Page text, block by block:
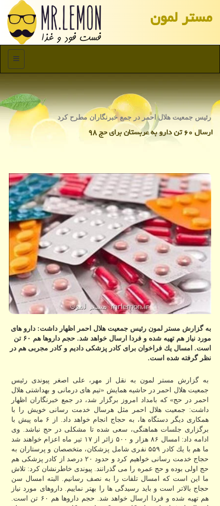
مستر لمون
منو
رئیس جمعیت هلال احمر در جمع خبرنگاران مطرح كرد
ارسال ۶۰ تن دارو به عربستان برای حج ۹۸
به گزارش مستر لمون رئیس جمعیت هلال احمر اظهار داشت: دارو های
مورد نیاز هم تهیه شده و فردا ارسال خواهد شد. حجم داروها هم ۶۰ تن
است. امسال یك فراخوان برای كادر پزشكی دادیم و كادر مجربی هم در
نظر گرفته شده است.
به گزارش مستر لمون به نقل از مهر، علی اصغر پیوندی رئیس
جمعیت هلال احمر در حاشیه همایش «تیم های درمانی و بهداشتی هلال
احمر در حج» كه بامداد امروز برگزار شد، در جمع خبرنگاران اظهار
داشت: جمعیت هلال احمر مثل هرسال خدمت رسانی خویش را با
همكاری دیگر دستگاه ها، به حجاج انجام خواهد داد. از ۶ ماه پیش با
برگزاری جلسات هماهنگی، سعی شده تا مشكلی در حج نباشد. وی
ادامه داد: امسال ۸۶ هزار و ۵۰۰ زائر از ۱۷ تیر ماه اعزام خواهند شد
ما هم با یك كادر ۵۵۹ نفری شامل پزشكان، متخصصان و پرستاران به
حجاج خدمت رسانی خواهیم كرد و حدود ۲۰ درصد از كادر پزشكی هم
حج اولی بوده و حج عمره را می گذرانند. پیوندی خاطرنشان كرد: تلاش
ما این است كه امسال تلفات را به نصف رسانیم. البته امسال سن
حجاج بالاتر است و باید رسیدگی ها را بهتر نماییم. داروهای مورد نیاز
هم تهیه شده و فردا ارسال خواهد شد. حجم داروها هم ۶۰ تن است.